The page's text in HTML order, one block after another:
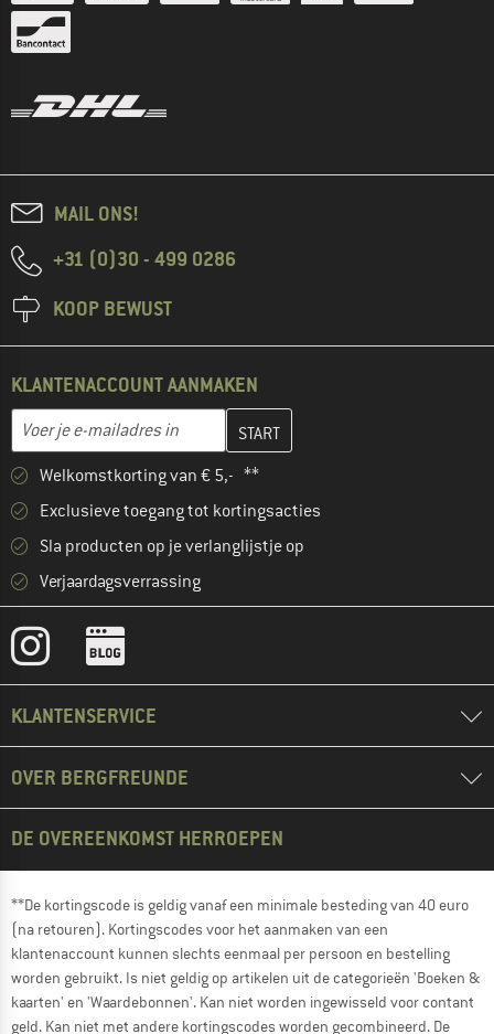
MAIL ONS!
+31 (0)30 - 499 0286
KOOP BEWUST
KLANTENACCOUNT AANMAKEN
E-mailadres
Vul je e-mailadres hier in en maak in de volgende stap je
Welkomstkorting van € 5,- **
Exclusieve toegang tot kortingsacties
Sla producten op je verlanglijstje op
Verjaardagsverrassing
KLANTENSERVICE
OVER BERGFREUNDE
DE OVEREENKOMST HERROEPEN
**De kortingscode is geldig vanaf een minimale besteding van 40 euro
(na retouren). Kortingscodes voor het aanmaken van een
klantenaccount kunnen slechts eenmaal per persoon en bestelling
worden gebruikt. Is niet geldig op artikelen uit de categorieën 'Boeken &
kaarten' en 'Waardebonnen'. Kan niet worden ingewisseld voor contant
geld. Kan niet met andere kortingscodes worden gecombineerd. De